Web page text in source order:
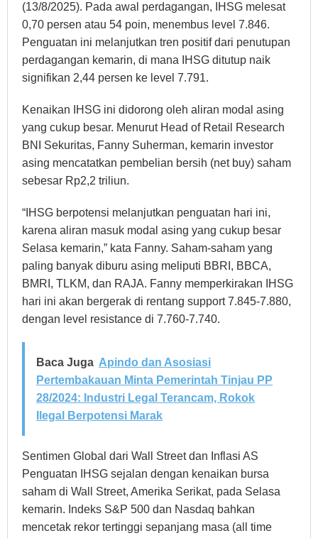
(13/8/2025). Pada awal perdagangan, IHSG melesat
0,70 persen atau 54 poin, menembus level 7.846.
Penguatan ini melanjutkan tren positif dari penutupan
perdagangan kemarin, di mana IHSG ditutup naik
signifikan 2,44 persen ke level 7.791.
Kenaikan IHSG ini didorong oleh aliran modal asing
yang cukup besar. Menurut Head of Retail Research
BNI Sekuritas, Fanny Suherman, kemarin investor
asing mencatatkan pembelian bersih (net buy) saham
sebesar Rp2,2 triliun.
“IHSG berpotensi melanjutkan penguatan hari ini,
karena aliran masuk modal asing yang cukup besar
Selasa kemarin,” kata Fanny. Saham-saham yang
paling banyak diburu asing meliputi BBRI, BBCA,
BMRI, TLKM, dan RAJA. Fanny memperkirakan IHSG
hari ini akan bergerak di rentang support 7.845-7.880,
dengan level resistance di 7.760-7.740.
Baca Juga Apindo dan Asosiasi
Pertembakauan Minta Pemerintah Tinjau PP
28/2024: Industri Legal Terancam, Rokok
Ilegal Berpotensi Marak
Sentimen Global dari Wall Street dan Inflasi AS
Penguatan IHSG sejalan dengan kenaikan bursa
saham di Wall Street, Amerika Serikat, pada Selasa
kemarin. Indeks S&P 500 dan Nasdaq bahkan
mencetak rekor tertinggi sepanjang masa (all time